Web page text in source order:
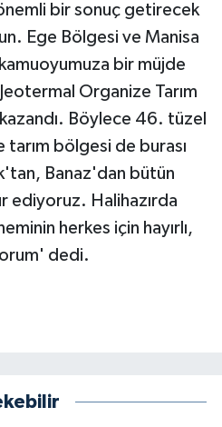
bir sonuç getirecek
Ege Bölgesi ve Manisa
bir müjde
Organize Tarım
Böylece 46. tüzel
tarım bölgesi de burası
Banaz'dan bütün
ediyoruz. Halihazırda
herkes için hayırlı,
dedi.